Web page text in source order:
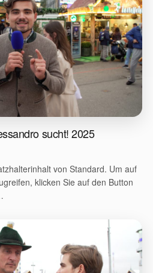
sucht! 2025
von Standard. Um auf
klicken Sie auf den Button